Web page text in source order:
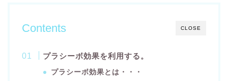
CLOSE
Contents
プラシーボ効果を利用する。
プラシーボ効果とは・・・